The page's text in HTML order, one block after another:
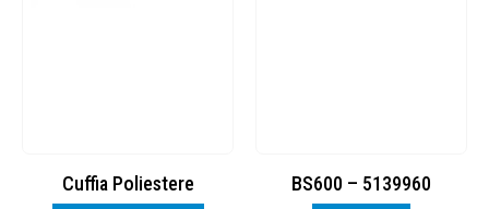
Cuffia Poliestere BS600 – 5139960